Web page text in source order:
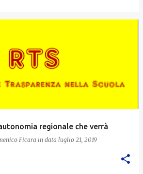
regionale che verrà
Ficara in data luglio 21, 2019